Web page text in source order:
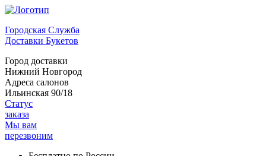
Городская Служба
Доставки Букетов
Город доставки
Нижний Новгород
Адреса салонов
Ильинская 90/18
Статус
заказа
Мы вам
перезвоним